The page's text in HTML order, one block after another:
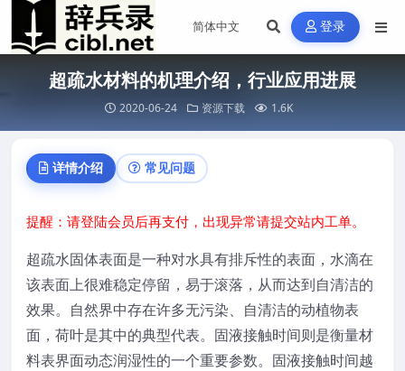
登录
超疏水材料的机理介绍，行业应用进展
2020-06-24 资源下载 1.6K
详情介绍 常见问题
提醒：请登陆会员后再支付，出现异常请提交站内工单。
超疏水固体表面是一种对水具有排斥性的表面，水滴在
该表面上很难稳定停留，易于滚落，从而达到自清洁的
效果。自然界中存在许多无污染、自清洁的动植物表
面，荷叶是其中的典型代表。固液接触时间则是衡量材
料表界面动态润湿性的一个重要参数。固液接触时间越